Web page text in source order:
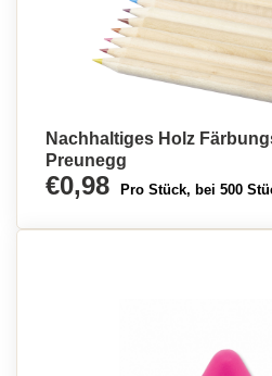
Nachhaltiges Holz
Preunegg
€0,98 Pro Stück, bei 500